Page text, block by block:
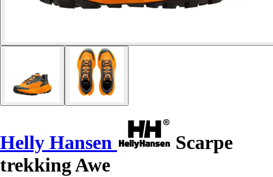
Helly Hansen
Scarpe
trekking Awe